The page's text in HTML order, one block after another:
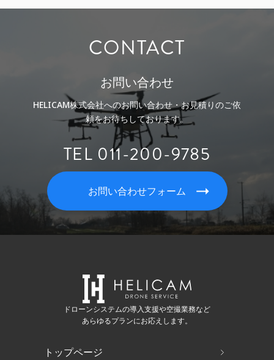
CONTACT
お問い合わせ
HELICAM株式会社へのお問い合わせ・お見積りのご依
頼をお待ちしております。
TEL 011-200-9785
お問い合わせフォーム
ドローンシステムの導入支援や空撮業務など
あらゆるプランにお応えします。
トップページ